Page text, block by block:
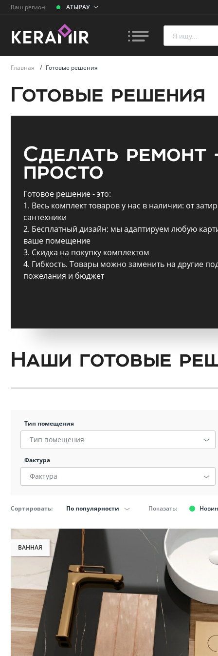
Ваш регион АТЫРАУ
Плитка
Биде
Главная / Готовые решения
Готовые решения
Сделать ремонт
просто
Готовое решение - это:
1. Весь комплект товаров у нас в наличии: от
сантехники
2. Бесплатный дизайн: мы адаптируем любую
ваше помещение
3. Скидка на покупку комплектом
4. Гибкость. Товары можно заменить на другие
пожелания и бюджет
Наши готовые
Тип помещения
Тип помещения
Фактура
Фактура
Сортировать: По популярности Показать:
ВАННАЯ
Фактура: Мрамор, Дерево